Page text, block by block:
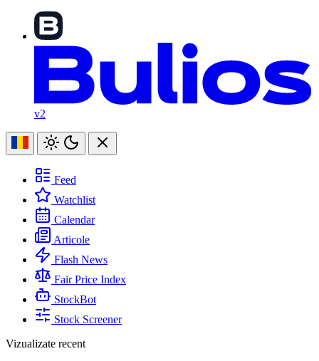
v2
Feed
Watchlist
Calendar
Articole
Flash News
Fair Price Index
StockBot
Stock Screener
Vizualizate recent